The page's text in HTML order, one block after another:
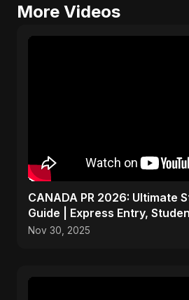
More Videos
CANADA PR 2026: Ultimate
Guide | Express Entry,
Moving to Canada
Nov 30, 2025